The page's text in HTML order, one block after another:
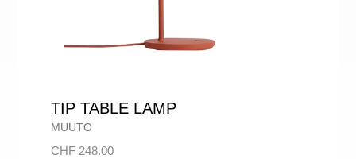
TIP TABLE LAMP
MUUTO
CHF248.00